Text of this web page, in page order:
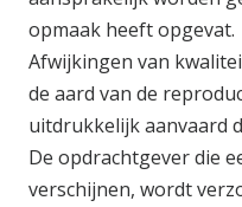
opmaak heeft opgevat.
Afwijkingen van
de aard van de
uitdrukkelijk aanvaard
De opdrachtgever die
verschijnen, wordt